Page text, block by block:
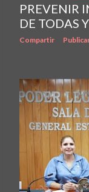
PREVENIR
DE TODAS
Compartir